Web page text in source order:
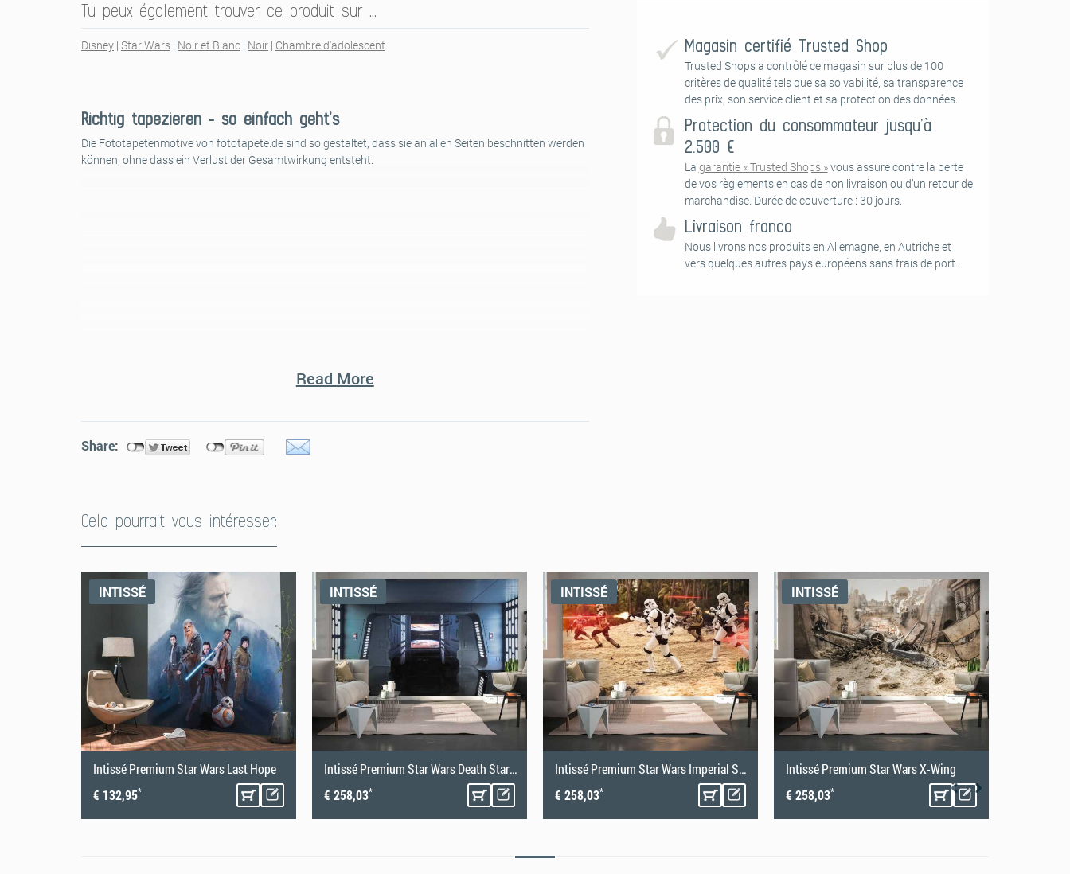
Tu peux également trouver ce produit sur …
Disney | Star Wars | Noir et Blanc | Noir | Chambre d'adolescent
Richtig tapezieren – so einfach geht’s
Die Fototapetenmotive von fototapete.de sind so gestaltet, dass sie an allen Seiten beschnitten werden
können, ohne dass ein Verlust der Gesamtwirkung entsteht.
Papiertapeten
Papiertapeten erfordern beim Anbringen ein wenig Geschick. Unsere Step-by-Step Anleitung zum
richtigen Tapezieren hilft Dir dabei, die Papiertapete perfekt an die Wand anzubringen und ein optimales
Ergebnis zu erhalten.
Read More
Share:
Magasin certifié Trusted Shop
Trusted Shops a contrôlé ce magasin sur plus de 100
critères de qualité tels que sa solvabilité, sa transparence
des prix, son service client et sa protection des données.
Protection du consommateur jusqu’à
2.500 €
La garantie « Trusted Shops »vous assure contre la perte
de vos règlements en cas de non livraison ou d’un retour de
marchandise. Durée de couverture : 30 jours.
Livraison franco
Nous livrons nos produits en Allemagne, en Autriche et
vers quelques autres pays européens sans frais de port.
Cela pourrait vous intéresser:
INTISSÉ
Intissé Premium Star Wars Last Hope
€ 132,95*
INTISSÉ
Intissé Premium Star Wars Death Star Floor
€ 258,03*
INTISSÉ
Intissé Premium Star Wars Imperial Strike II
€ 258,03*
INTISSÉ
Intissé Premium Star Wars X-Wing
€ 258,03*